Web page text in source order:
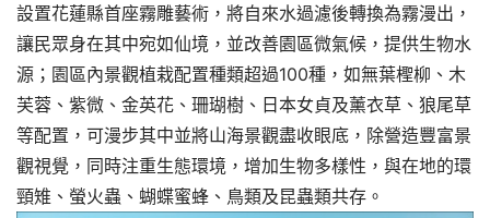
設置花蓮縣首座霧雕藝術，將自來水過濾後轉換為霧漫出，
讓民眾身在其中宛如仙境，並改善園區微氣候，提供生物水
源；園區內景觀植栽配置種類超過100種，如無葉檉柳、木
芙蓉、紫微、金英花、珊瑚樹、日本女貞及薰衣草、狼尾草
等配置，可漫步其中並將山海景觀盡收眼底，除營造豐富景
觀視覺，同時注重生態環境，增加生物多樣性，與在地的環
頸雉、螢火蟲、蝴蝶蜜蜂、鳥類及昆蟲類共存。